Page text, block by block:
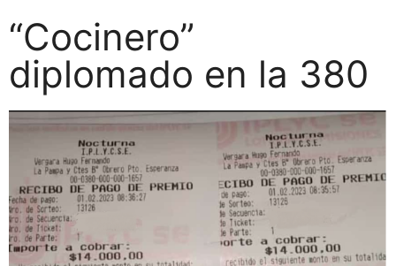
“Cocinero”
diplomado en la 380